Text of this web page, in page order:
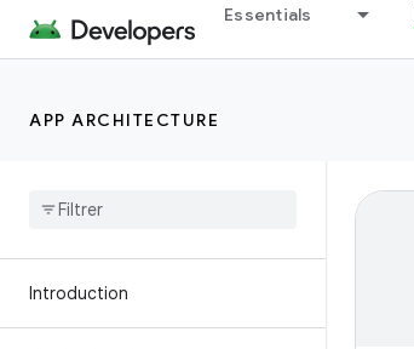
Essentials
APP ARCHITECTURE
Introduction